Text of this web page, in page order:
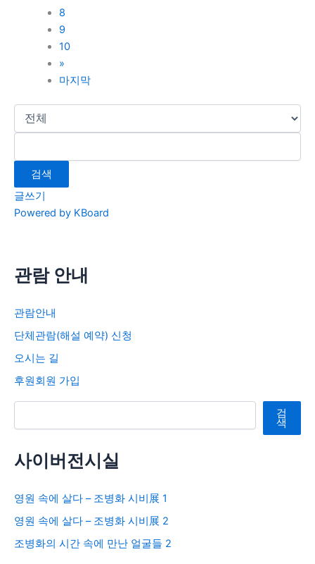
8
9
10
»
마지막
검색
글쓰기
Powered by KBoard
관람 안내
관람안내
단체관람(해설 예약) 신청
오시는 길
후원회원 가입
검색 검
색
사이버전시실
영원 속에 살다 – 조병화 시비展 1
영원 속에 살다 – 조병화 시비展 2
조병화의 시간 속에 만난 얼굴들 2